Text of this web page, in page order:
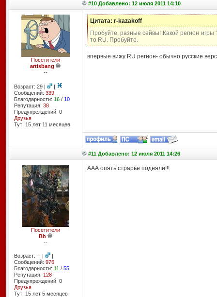
#10 Добавлено: 12 июля 2011 14:10
Посетители
artisbang
--
Возраст: 29 |
|
Сообщений: 339
Благодарности: 16/ 10
Репутация: 38
Предупреждений: 0
Друзья
Тут: 15 лет 11 месяцев
Цитата: r-kazakoff
Пробуйте, разные сейвы! Какой регион
то RU. Пробуйте.
впервые вижу RU регион- обычно русские
#11 Добавлено: 12 июля 2011 14:26
Посетители
Bh
--
Возраст: -- |
|
Сообщений: 976
Благодарности: 11 / 55
Репутация: 128
Предупреждений: 0
Друзья
Тут: 15 лет 5 месяцев
ААА опять страрье подняли!!!